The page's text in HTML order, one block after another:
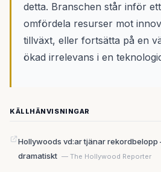
detta. Branschen står inför
omfördela resurser mot
tillväxt, eller fortsätta på en
ökad irrelevans i en
KÄLLHÄNVISNINGAR
Hollywoods vd:ar tjänar rekordbelopp
dramatiskt — The Hollywood Reporter